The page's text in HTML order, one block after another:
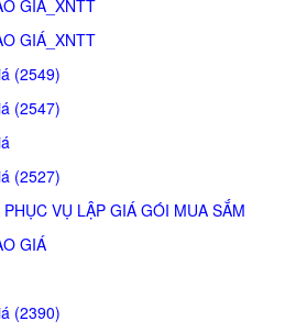
GIÁ_XNTT
GIÁ_XNTT
(2549)
(2547)
(2527)
VỤ LẬP GIÁ GÓI MUA SẮM
GIÁ
(2390)